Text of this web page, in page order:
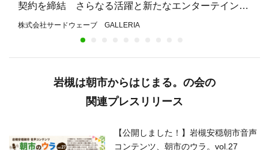
契約を締結 さらなる活躍と新たなエンターテインメ
ントの創出をサポート
株式会社サードウェーブ GALLERIA
岩槻は朝市からはじまる。の会の
関連プレスリリース
【公開しました！】岩槻安穏朝市音声
コンテンツ、朝市のウラ。vol.27